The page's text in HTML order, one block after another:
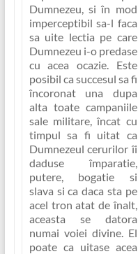
Dumnezeu, si în mod
imperceptibil sa-l faca
sa uite lectia pe care
Dumnezeu i-o predase
cu acea ocazie. Este
posibil ca succesul sa fi
încoronat una dupa
alta toate campaniile
sale militare, încat cu
timpul sa fi uitat ca
Dumnezeul cerurilor îi
daduse împaratie,
putere, bogatie si
slava si ca daca sta pe
acel tron atat de înalt,
aceasta se datora
numai voiei divine. El
poate ca uitase acea